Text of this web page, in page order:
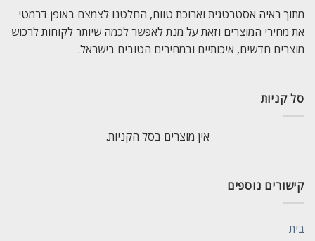
מתוך ראיה אסטרטגית וארוכת טווח, החלטנו לצמצם באופן דרמטי
את מחירי המוצרים וזאת על מנת לאפשר לכמה שיותר לקוחות לרכוש
מוצרים חדשים, איכותיים ובמחירים הטובים בישראל.
סל קניות
אין מוצרים בסל הקניות.
קישורים נוספים
בית